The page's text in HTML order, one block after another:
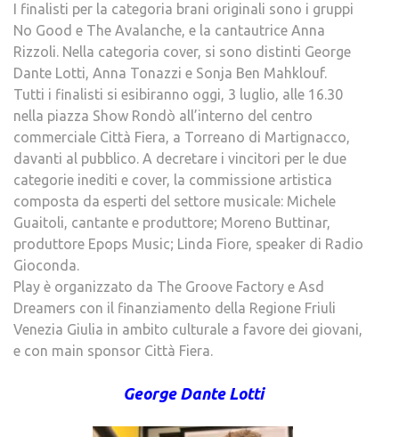
I finalisti per la categoria brani originali sono i gruppi
No Good e The Avalanche, e la cantautrice Anna
Rizzoli. Nella categoria cover, si sono distinti George
Dante Lotti, Anna Tonazzi e Sonja Ben Mahklouf.
Tutti i finalisti si esibiranno oggi, 3 luglio, alle 16.30
nella piazza Show Rondò all’interno del centro
commerciale Città Fiera, a Torreano di Martignacco,
davanti al pubblico. A decretare i vincitori per le due
categorie inediti e cover, la commissione artistica
composta da esperti del settore musicale: Michele
Guaitoli, cantante e produttore; Moreno Buttinar,
produttore Epops Music; Linda Fiore, speaker di Radio
Gioconda.
Play è organizzato da The Groove Factory e Asd
Dreamers con il finanziamento della Regione Friuli
Venezia Giulia in ambito culturale a favore dei giovani,
e con main sponsor Città Fiera.
George Dante Lotti